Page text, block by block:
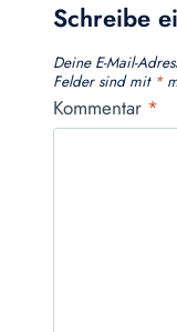
Schreibe
Deine E-Mail-
Felder sind mit *
Kommentar *